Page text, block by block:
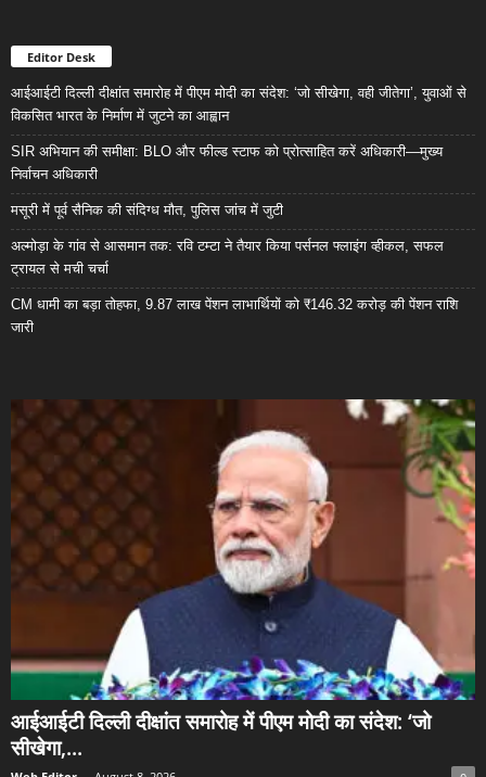
Editor Desk
आईआईटी दिल्ली दीक्षांत समारोह में पीएम मोदी का संदेश: ‘जो सीखेगा, वही जीतेगा’, युवाओं से
विकसित भारत के निर्माण में जुटने का आह्वान
SIR अभियान की समीक्षा: BLO और फील्ड स्टाफ को प्रोत्साहित करें अधिकारी—मुख्य
निर्वाचन अधिकारी
मसूरी में पूर्व सैनिक की संदिग्ध मौत, पुलिस जांच में जुटी
अल्मोड़ा के गांव से आसमान तक: रवि टम्टा ने तैयार किया पर्सनल फ्लाइंग व्हीकल, सफल
ट्रायल से मची चर्चा
CM धामी का बड़ा तोहफा, 9.87 लाख पेंशन लाभार्थियों को ₹146.32 करोड़ की पेंशन राशि
जारी
आईआईटी दिल्ली दीक्षांत समारोह में पीएम मोदी का संदेश: ‘जो
सीखेगा,...